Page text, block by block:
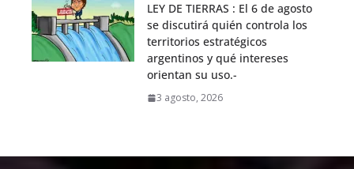
LEY DE TIERRAS : El 6 de agosto
se discutirá quién controla los
territorios estratégicos
argentinos y qué intereses
orientan su uso.-
3 agosto, 2026